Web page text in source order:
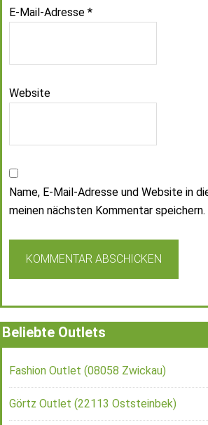
E-Mail-Adresse *
Website
Name, E-Mail-Adresse und Website in
meinen nächsten Kommentar speichern.
Beliebte Outlets
Fashion Outlet (08058 Zwickau)
Görtz Outlet (22113 Oststeinbek)